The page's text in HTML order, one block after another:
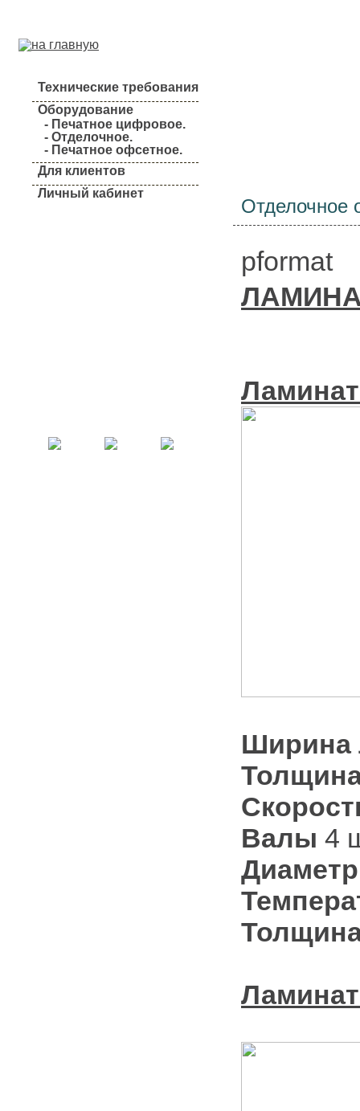
Технические требования
Оборудование
- Печатное цифровое.
- Отделочное.
- Печатное офсетное.
Для клиентов
Личный кабинет
Отделочное
pformat
Ширина
Валы 4